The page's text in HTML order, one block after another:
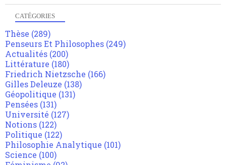
CATÉGORIES
Thèse (289)
Penseurs Et Philosophes (249)
Actualités (200)
Littérature (180)
Friedrich Nietzsche (166)
Gilles Deleuze (138)
Géopolitique (131)
Pensées (131)
Université (127)
Notions (122)
Politique (122)
Philosophie Analytique (101)
Science (100)